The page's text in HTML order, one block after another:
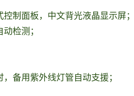
制面板，中文背光液晶显示屏
检测；
备用紫外线灯管自动支援；